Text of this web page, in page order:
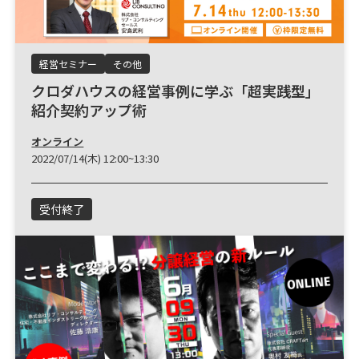
経営セミナー その他
クロダハウスの経営事例に学ぶ「超実践型」
紹介契約アップ術
オンライン
2022/07/14(木) 12:00~13:30
受付終了